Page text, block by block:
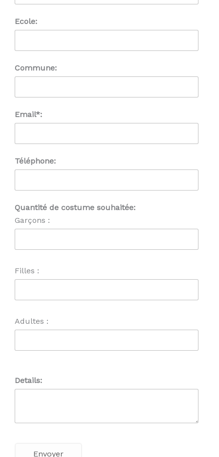
Ecole:
Commune:
Email*:
Téléphone:
Quantité de costume souhaitée:
Garçons :
Filles :
Adultes :
Details: